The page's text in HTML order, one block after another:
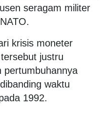
seragam militer
krisis moneter
justru
pertumbuhannya
waktu
1992.